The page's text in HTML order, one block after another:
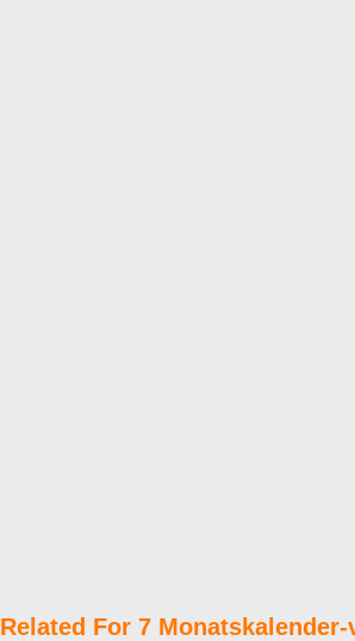
Related For 7